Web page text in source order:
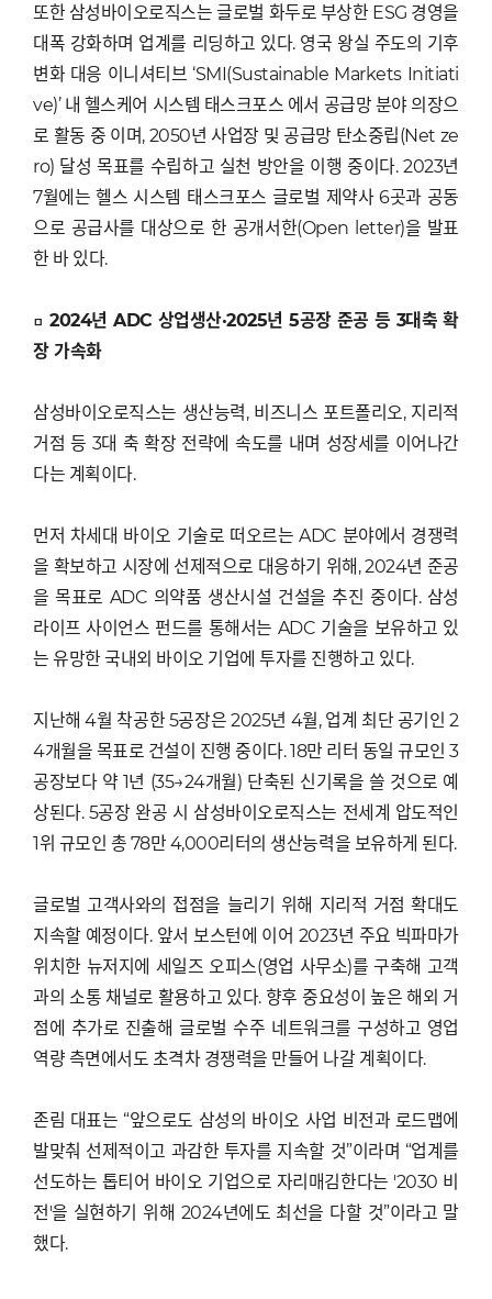
또한 삼성바이오로직스는 글로벌 화두로 부상한 ESG 경영을
대폭 강화하며 업계를 리딩하고 있다. 영국 왕실 주도의 기후
변화 대응 이니셔티브 ‘SMI(Sustainable Markets Initiati
ve)’ 내 헬스케어 시스템 태스크포스 에서 공급망 분야 의장으
로 활동 중 이며, 2050년 사업장 및 공급망 탄소중립(Net ze
ro) 달성 목표를 수립하고 실천 방안을 이행 중이다. 2023년
7월에는 헬스 시스템 태스크포스 글로벌 제약사 6곳과 공동
으로 공급사를 대상으로 한 공개서한(Open letter)을 발표
한 바 있다.
□ 2024년 ADC 상업생산·2025년 5공장 준공 등 3대축 확
장 가속화
삼성바이오로직스는 생산능력, 비즈니스 포트폴리오, 지리적
거점 등 3대 축 확장 전략에 속도를 내며 성장세를 이어나간
다는 계획이다.
먼저 차세대 바이오 기술로 떠오르는 ADC 분야에서 경쟁력
을 확보하고 시장에 선제적으로 대응하기 위해, 2024년 준공
을 목표로 ADC 의약품 생산시설 건설을 추진 중이다. 삼성
라이프 사이언스 펀드를 통해서는 ADC 기술을 보유하고 있
는 유망한 국내외 바이오 기업에 투자를 진행하고 있다.
지난해 4월 착공한 5공장은 2025년 4월, 업계 최단 공기인 2
4개월을 목표로 건설이 진행 중이다. 18만 리터 동일 규모인 3
공장보다 약 1년 (35→24개월) 단축된 신기록을 쓸 것으로 예
상된다. 5공장 완공 시 삼성바이오로직스는 전세계 압도적인
1위 규모인 총 78만 4,000리터의 생산능력을 보유하게 된다.
글로벌 고객사와의 접점을 늘리기 위해 지리적 거점 확대도
지속할 예정이다. 앞서 보스턴에 이어 2023년 주요 빅파마가
위치한 뉴저지에 세일즈 오피스(영업 사무소)를 구축해 고객
과의 소통 채널로 활용하고 있다. 향후 중요성이 높은 해외 거
점에 추가로 진출해 글로벌 수주 네트워크를 구성하고 영업
역량 측면에서도 초격차 경쟁력을 만들어 나갈 계획이다.
존림 대표는 “앞으로도 삼성의 바이오 사업 비전과 로드맵에
발맞춰 선제적이고 과감한 투자를 지속할 것”이라며 “업계를
선도하는 톱티어 바이오 기업으로 자리매김한다는 '2030 비
전'을 실현하기 위해 2024년에도 최선을 다할 것”이라고 말
했다.